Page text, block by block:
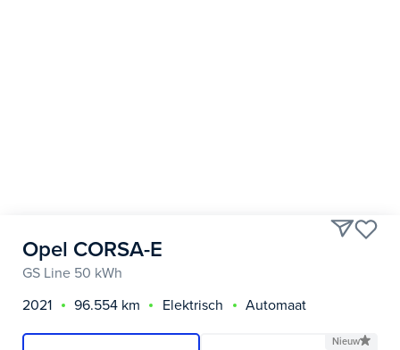
Opel CORSA-E
GS Line 50 kWh
2021
96.554 km Elektrisch Automaat
Nieuw